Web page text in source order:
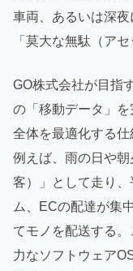
車両、あるいは深
「莫大な無駄（ア
GO株式会社が目指
の「移動データ」
全体を最適化する仕
例えば、雨の日や
客）」として走り
ム、ECの配達が集
てモノを配送する
力なソフトウェア